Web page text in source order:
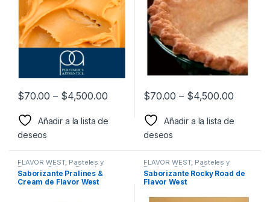
$70.00 – $4,500.00
Añadir a la lista de
deseos
$70.00 – $4,500.00
Añadir a la lista de
deseos
FLAVOR WEST, Pasteles y
Postres Sabor a Pasteles y
postres,Saborizantes
Saborizante Pralines &
Cream de Flavor West
FLAVOR WEST, Pasteles y
Postres Sabor a Pasteles y
postres,Saborizantes
Saborizante Rocky Road de
Flavor West